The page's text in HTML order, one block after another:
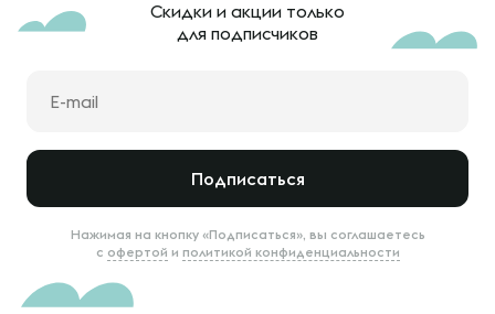
Скидки и акции только
для подписчиков
Подписаться
Нажимая на кнопку «Подписаться», вы соглашаетесь
с офертой и политикой конфиденциальности